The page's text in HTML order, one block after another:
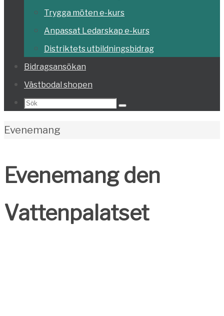
Trygga möten e-kurs
Anpassat Ledarskap e-kurs
Distriktets utbildningsbidrag
Bidragsansökan
Västbodal shopen
Search
Sök
Home
Evenemang
Evenemang den
Vattenpalatset